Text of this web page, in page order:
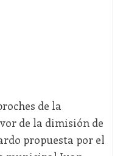
de la
de la dimisión de
propuesta por el